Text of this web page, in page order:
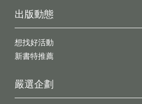
出版動態
想找好活動
新書特推薦
嚴選企劃